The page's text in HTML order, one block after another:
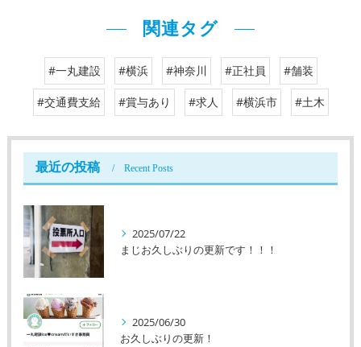
関連タグ
#一丸建設 #横浜 #神奈川 #正社員 #舗装
#交通費支給 #賞与あり #求人 #横浜市 #土木
最近の投稿 Recent Posts
2025/07/22
まじお久しぶりの更新です！！！
2025/06/30
お久しぶりの更新！